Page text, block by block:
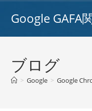
Google GAFA
ブログ
> Google > Google